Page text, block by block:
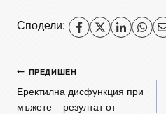
Сподели:
ПРЕДИШЕН
Еректилна дисфункция при
мъжете – резултат от